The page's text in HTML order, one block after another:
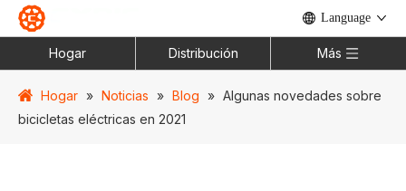
Language
Hogar Distribución Más
Hogar » Noticias » Blog » Algunas novedades sobre
bicicletas eléctricas en 2021